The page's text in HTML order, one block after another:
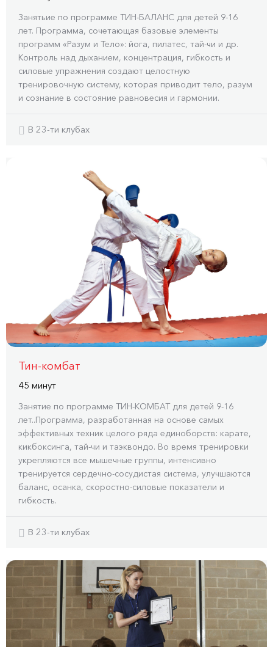
Занятьие по программе ТИН-БАЛАНС для детей 9-16
лет. Программа, сочетающая базовые элементы
программ «Разум и Тело»: йога, пилатес, тай-чи и др.
Контроль над дыханием, концентрация, гибкость и
силовые упражнения создают целостную
тренировочную систему, которая приводит тело, разум
и сознание в состояние равновесия и гармонии.
В 23-ти клубах
Тин-комбат
45 минут
Занятие по программе ТИН-КОМБАТ для детей 9-16
лет..Программа, разработанная на основе самых
эффективных техник целого ряда единоборств: карате,
кикбоксинга, тай-чи и таэквондо. Во время тренировки
укрепляются все мышечные группы, интенсивно
тренируется сердечно-сосудистая система, улучшаются
баланс, осанка, скоростно-силовые показатели и
гибкость.
В 23-ти клубах